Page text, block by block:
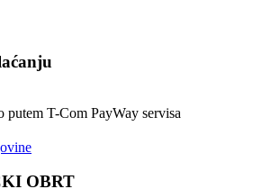
putem T-Com PayWay servisa
OBRT